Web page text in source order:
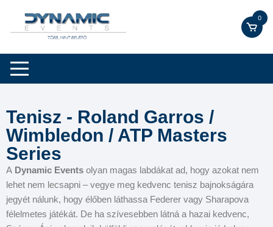
0
Tenisz - Roland Garros /
Wimbledon / ATP Masters
Series
A Dynamic Events olyan magas labdákat ad, hogy azokat nem
lehet nem lecsapni – vegye meg kedvenc tenisz bajnokságára
jegyét nálunk, hogy élőben láthassa Federer vagy Sharapova
félelmetes játékát. De ha szívesebben látná a hazai kedvenc,